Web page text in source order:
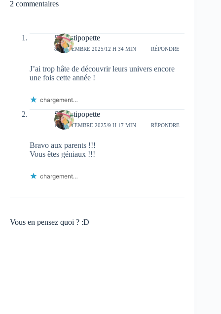
2 commentaires
Sapristipopette
8 SEPTEMBRE 2025/12 H 34 MIN RÉPONDRE
J’ai trop hâte de découvrir leurs univers encore
une fois cette année !
chargement…
Sapristipopette
17 SEPTEMBRE 2025/9 H 17 MIN RÉPONDRE
Bravo aux parents !!!
Vous êtes géniaux !!!
chargement…
Vous en pensez quoi ? :D